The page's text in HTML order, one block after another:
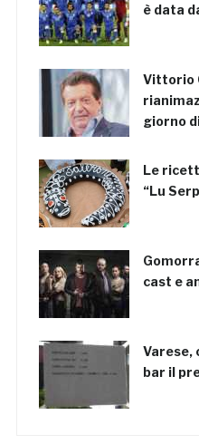
è data
Vittorio
giorno
Le
“Lu
cast e
Varese,
bar il